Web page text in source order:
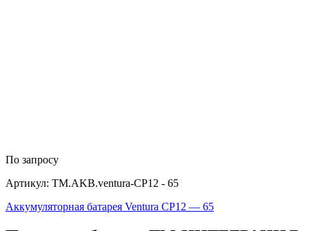
По запросу
Артикул: TM.AKB.ventura-CP12 - 65
Аккумуляторная батарея Ventura CP12 — 65